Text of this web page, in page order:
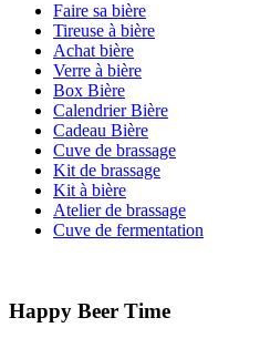
Faire sa bière
Tireuse à bière
Achat bière
Verre à bière
Box Bière
Calendrier Bière
Cadeau Bière
Cuve de brassage
Kit de brassage
Kit à bière
Atelier de brassage
Cuve de fermentation
Happy Beer Time